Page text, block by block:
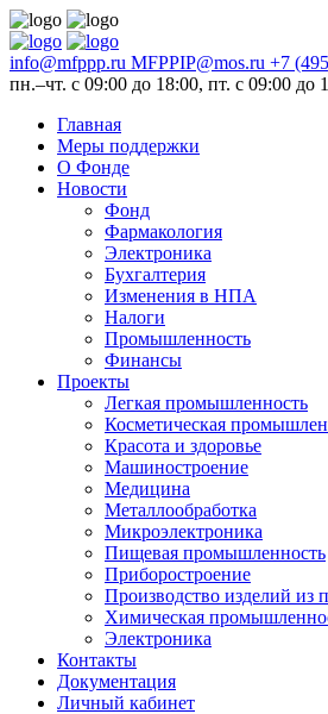
info@mfppp.ru MFPPIP@mos.ru +7
пн.–чт. с 09:00 до 18:00, пт. с 09:00 до
Главная
Меры поддержки
О Фонде
Новости
Фонд
Фармакология
Электроника
Бухгалтерия
Изменения в НПА
Налоги
Промышленность
Финансы
Проекты
Легкая промышленность
Косметическая
Красота и здоровье
Машиностроение
Медицина
Металлообработка
Микроэлектроника
Пищевая промышленность
Приборостроение
Производство изделий из
Химическая
Электроника
Контакты
Документация
Личный кабинет